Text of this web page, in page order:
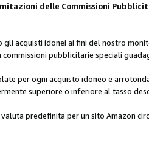
delle Commissioni
acquisti idonei ai fini del nostro
pubblicitarie speciali
per ogni acquisto idoneo e
superiore o inferiore al tasso
predefinita per un sito Amazon